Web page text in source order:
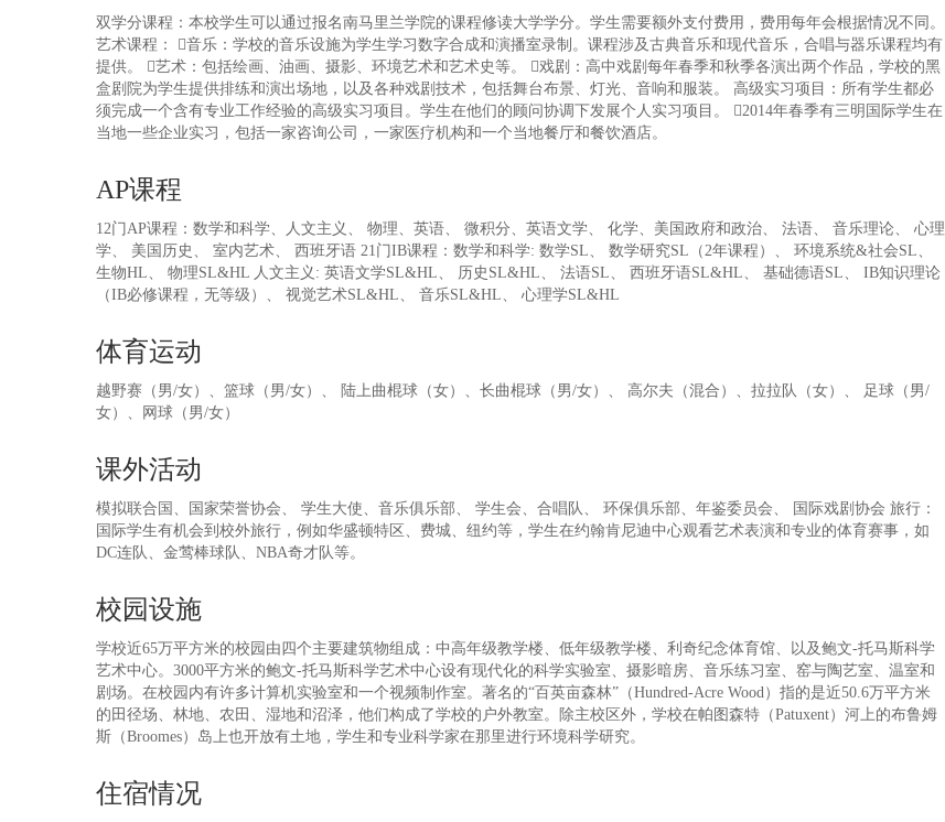
双学分课程：本校学生可以通过报名南马里兰学院的课程修读大学学分。学生需要额外支付费用，费用每年会根据情况不同。
艺术课程： 音乐：学校的音乐设施为学生学习数字合成和演播室录制。课程涉及古典音乐和现代音乐，合唱与器乐课程均有
提供。 艺术：包括绘画、油画、摄影、环境艺术和艺术史等。 戏剧：高中戏剧每年春季和秋季各演出两个作品，学校的黑
盒剧院为学生提供排练和演出场地，以及各种戏剧技术，包括舞台布景、灯光、音响和服装。 高级实习项目：所有学生都必
须完成一个含有专业工作经验的高级实习项目。学生在他们的顾问协调下发展个人实习项目。 2014年春季有三明国际学生在
当地一些企业实习，包括一家咨询公司，一家医疗机构和一个当地餐厅和餐饮酒店。
AP课程
12门AP课程：数学和科学、人文主义、 物理、英语、 微积分、英语文学、 化学、美国政府和政治、 法语、 音乐理论、 心理
学、 美国历史、 室内艺术、 西班牙语 21门IB课程：数学和科学: 数学SL、 数学研究SL（2年课程）、 环境系统&社会SL、
生物HL、 物理SL&HL 人文主义: 英语文学SL&HL、 历史SL&HL、 法语SL、 西班牙语SL&HL、 基础德语SL、 IB知识理论
（IB必修课程，无等级）、 视觉艺术SL&HL、 音乐SL&HL、 心理学SL&HL
体育运动
越野赛（男/女）、篮球（男/女）、 陆上曲棍球（女）、长曲棍球（男/女）、 高尔夫（混合）、拉拉队（女）、 足球（男/
女）、网球（男/女）
课外活动
模拟联合国、国家荣誉协会、 学生大使、音乐俱乐部、 学生会、合唱队、 环保俱乐部、年鉴委员会、 国际戏剧协会 旅行：
国际学生有机会到校外旅行，例如华盛顿特区、费城、纽约等，学生在约翰肯尼迪中心观看艺术表演和专业的体育赛事，如
DC连队、金莺棒球队、NBA奇才队等。
校园设施
学校近65万平方米的校园由四个主要建筑物组成：中高年级教学楼、低年级教学楼、利奇纪念体育馆、以及鲍文-托马斯科学
艺术中心。3000平方米的鲍文-托马斯科学艺术中心设有现代化的科学实验室、摄影暗房、音乐练习室、窑与陶艺室、温室和
剧场。在校园内有许多计算机实验室和一个视频制作室。著名的“百英亩森林”（Hundred-Acre Wood）指的是近50.6万平方米
的田径场、林地、农田、湿地和沼泽，他们构成了学校的户外教室。除主校区外，学校在帕图森特（Patuxent）河上的布鲁姆
斯（Broomes）岛上也开放有土地，学生和专业科学家在那里进行环境科学研究。
住宿情况